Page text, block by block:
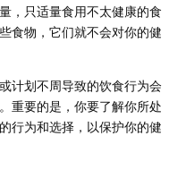
，只适量食用不太健康的食
食物，它们就不会对你的健
计划不周导致的饮食行为会
重要的是，你要了解你所处
行为和选择，以保护你的健